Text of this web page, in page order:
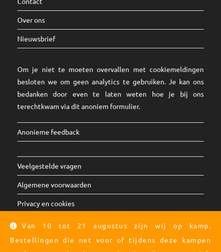
Van 10 tot 21 augustus zijn wij op kamp.
Bestellingen die net voor of tijdens deze kampen
Over ons
Nieuwsbrief
Om je niet te moeten overvallen met cookiemeldingen
besloten we om geen analytics te gebruiken. Je kan ons
bedanken door even te laten weten hoe je bij ons
terechtkwam via dit anoniem formulier.
Anonieme feedback
Veelgestelde vragen
Algemene voorwaarden
Privacy en cookies
Kleding:matenen kleuren